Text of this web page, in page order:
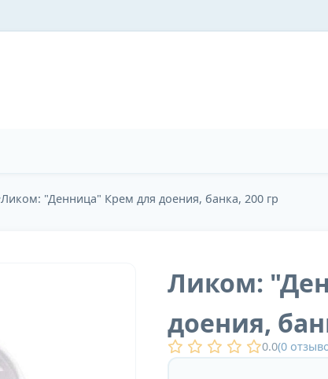
Ликом: "Денница" Крем для доения, банка, 200 гр
Ликом:
доения,
0.0(0